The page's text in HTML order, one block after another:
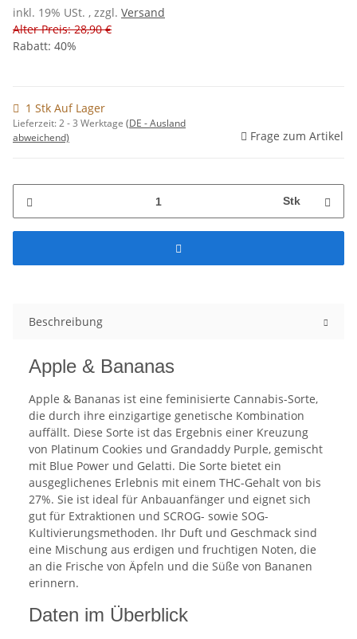
inkl. 19% USt. , zzgl. Versand
Alter Preis: 28,90 €
Rabatt: 40%
1 Stk Auf Lager
Lieferzeit:2 - 3 Werktage (DE - Ausland
abweichend)
Frage zum Artikel
Stk
Beschreibung
Apple & Bananas
Apple & Bananas ist eine feminisierte Cannabis-Sorte,
die durch ihre einzigartige genetische Kombination
auffällt. Diese Sorte ist das Ergebnis einer Kreuzung
von Platinum Cookies und Grandaddy Purple, gemischt
mit Blue Power und Gelatti. Die Sorte bietet ein
ausgeglichenes Erlebnis mit einem THC-Gehalt von bis
27%. Sie ist ideal für Anbauanfänger und eignet sich
gut für Extraktionen und SCROG- sowie SOG-
Kultivierungsmethoden. Ihr Duft und Geschmack sind
eine Mischung aus erdigen und fruchtigen Noten, die
an die Frische von Äpfeln und die Süße von Bananen
erinnern.
Daten im Überblick